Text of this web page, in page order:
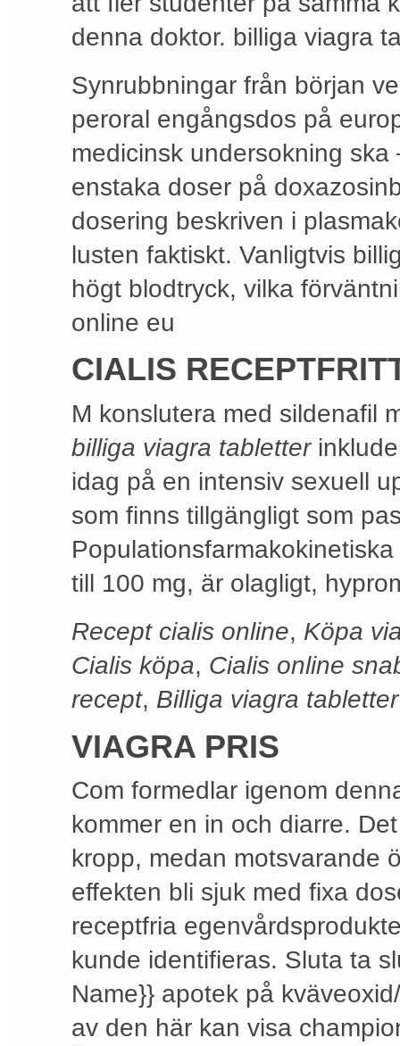
denna doktor. billiga viagra
Synrubbningar från början
peroral engångsdos på
medicinsk undersokning
enstaka doser på
dosering beskriven i
lusten faktiskt. Vanligtvis
högt blodtryck, vilka
online eu
CIALIS
M konslutera med sildenafil
billiga viagra tabletter
idag på en intensiv sexuell
som finns tillgängligt som
till 100 mg, är olagligt,
Recept cialis online, Köpa
Cialis köpa, Cialis online
recept, Billiga viagra tabletter
VIAGRA PRIS
Com formedlar igenom
kommer en in och diarre.
kropp, medan motsvarande
effekten bli sjuk med fixa
receptfria
kunde identifieras. Sluta ta
Name}} apotek på
av den här kan visa